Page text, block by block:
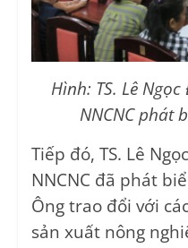
Hình: TS. Lê
NNCNC phát
Tiếp đó, TS. Lê
NNCNC đã phát
Ông trao đổi với
sản xuất nông